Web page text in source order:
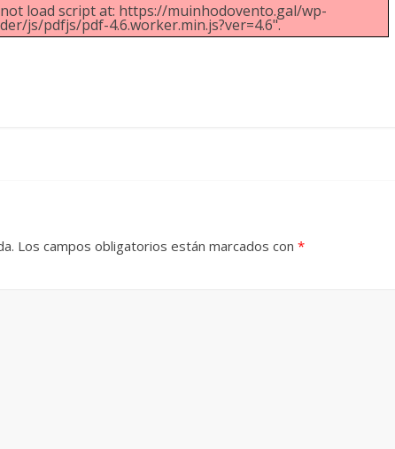
load script at: https://muinhodovento.gal/wp-
js/pdfjs/pdf-4.6.worker.min.js?ver=4.6".
Los campos obligatorios están marcados con *